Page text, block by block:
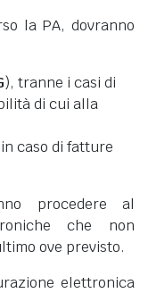
la PA, dovranno
), tranne i casi di
di cui alla
caso di fatture
procedere al
che non
ove previsto.
elettronica